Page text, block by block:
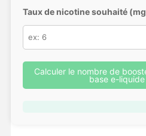
Taux de nicotine souhaité
Calculer le nombre de
base e-liquide